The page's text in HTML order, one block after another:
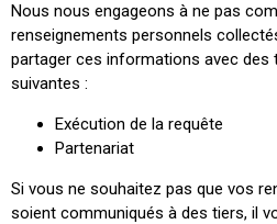
Nous nous engageons à ne pas
renseignements personnels
partager ces informations avec des
suivantes :
Exécution de la requête
Partenariat
Si vous ne souhaitez pas que vos
soient communiqués à des tiers, il